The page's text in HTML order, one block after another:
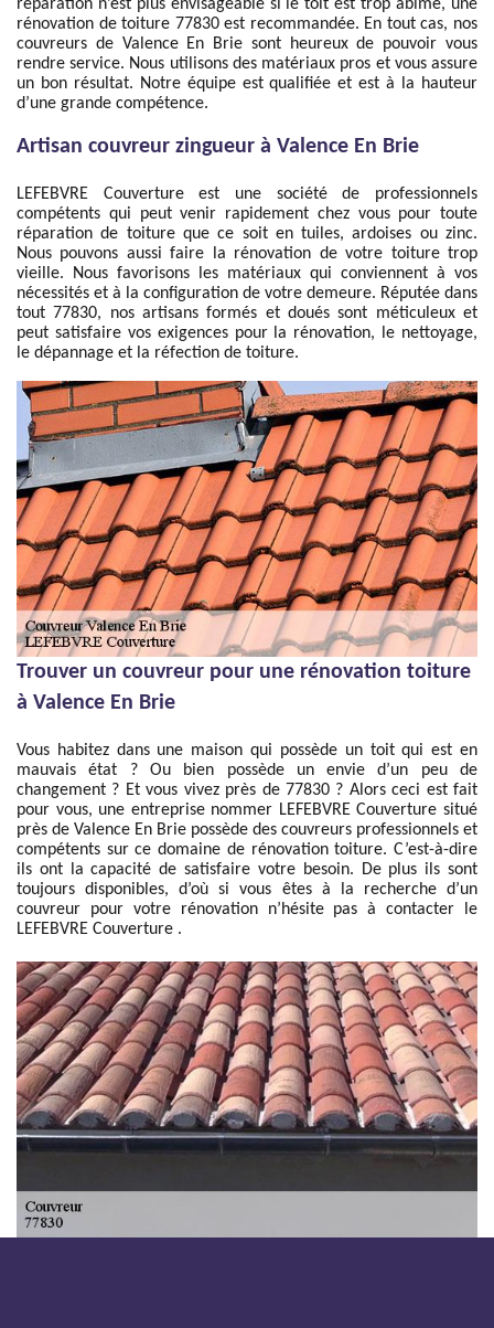
réparation n’est plus envisageable si le toit est trop abîmé, une
rénovation de toiture 77830 est recommandée. En tout cas, nos
couvreurs de Valence En Brie sont heureux de pouvoir vous
rendre service. Nous utilisons des matériaux pros et vous assure
un bon résultat. Notre équipe est qualifiée et est à la hauteur
d’une grande compétence.
Artisan couvreur zingueur à Valence En Brie
LEFEBVRE Couverture est une société de professionnels
compétents qui peut venir rapidement chez vous pour toute
réparation de toiture que ce soit en tuiles, ardoises ou zinc.
Nous pouvons aussi faire la rénovation de votre toiture trop
vieille. Nous favorisons les matériaux qui conviennent à vos
nécessités et à la configuration de votre demeure. Réputée dans
tout 77830, nos artisans formés et doués sont méticuleux et
peut satisfaire vos exigences pour la rénovation, le nettoyage,
le dépannage et la réfection de toiture.
Trouver un couvreur pour une rénovation toiture
à Valence En Brie
Vous habitez dans une maison qui possède un toit qui est en
mauvais état ? Ou bien possède un envie d’un peu de
changement ? Et vous vivez près de 77830 ? Alors ceci est fait
pour vous, une entreprise nommer LEFEBVRE Couverture situé
près de Valence En Brie possède des couvreurs professionnels et
compétents sur ce domaine de rénovation toiture. C’est-à-dire
ils ont la capacité de satisfaire votre besoin. De plus ils sont
toujours disponibles, d’où si vous êtes à la recherche d’un
couvreur pour votre rénovation n’hésite pas à contacter le
LEFEBVRE Couverture .